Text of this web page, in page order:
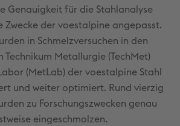
Genauigkeit für die Stahlanalyse
Zwecke der voestalpine angepasst.
in Schmelzversuchen in den
Technikum Metallurgie (TechMet)
(MetLab) der voestalpine Stahl
und weiter optimiert. Rund vierzig
zu Forschungszwecken genau
eingeschmolzen.